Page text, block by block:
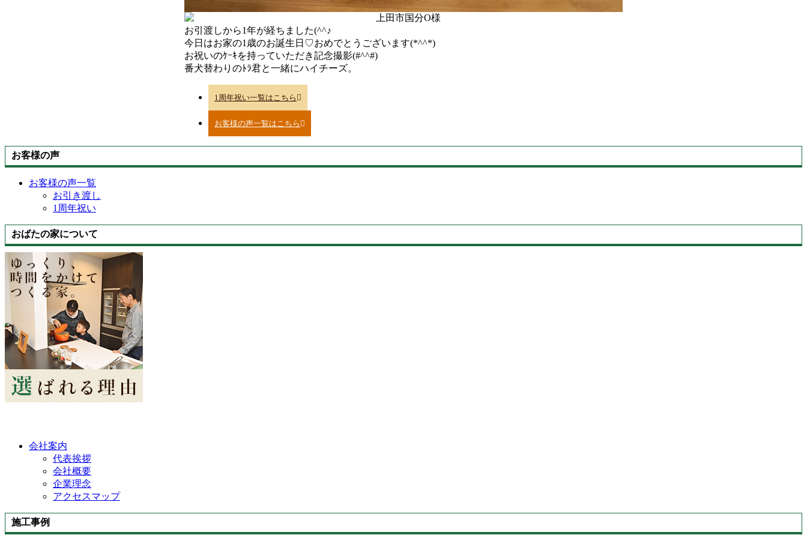
お引渡しから1年が経ちました(^^♪
今日はお家の1歳のお誕生日♡おめでとうございます(*^^*)
お祝いのｹｰｷを持っていただき記念撮影(#^^#)
番犬替わりのﾄﾗ君と一緒にハイチーズ。
1周年祝い一覧はこちら
お客様の声一覧はこちら
お客様の声
お客様の声一覧
お引き渡し
1周年祝い
おばたの家について
会社案内
代表挨拶
会社概要
企業理念
アクセスマップ
施工事例